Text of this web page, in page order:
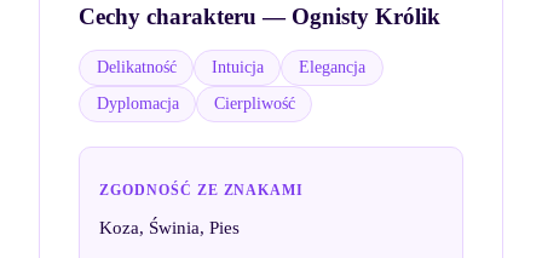
Cechy charakteru — Ognisty Królik
Delikatność Intuicja
Elegancja
Dyplomacja
Cierpliwość
ZGODNOŚĆ ZE ZNAKAMI
Koza, Świnia, Pies